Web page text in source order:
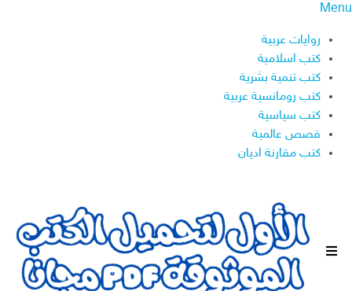
Menu
روايات عربية
كتب اسلامية
كتب تنمية بشرية
كتب رومانسية عربية
كتب سياسية
قصص عالمية
كتب مقارنة اديان
ا